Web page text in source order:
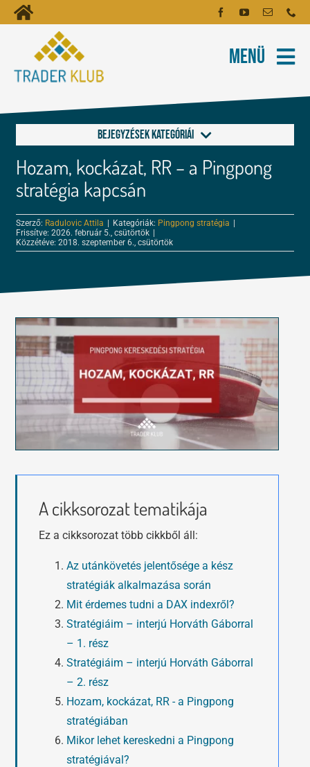
Kihagyás
Toggle
Navigation
Kezdőoldal
Fiókom
Menü
Oktatóanyagok
Tartalmak
Képzés
Tőzsdeklub
Adósegéd
Bejegyzések kategóriái
Alapok a kereskedéshez
FOREX és tőzsde leckék
Előadások
Képzések
Robotok
Hozam, kockázat, RR – a Pingpong
stratégia kapcsán
Szerző: Radulovic Attila Kategóriák: Pingpong stratégia
Frissítve: 2026. február 5., csütörtök
Közzétéve: 2018. szeptember 6., csütörtök
A cikksorozat tematikája
Ez a cikksorozat több cikkből áll:
Az utánkövetés jelentősége a kész
stratégiák alkalmazása során
Mit érdemes tudni a DAX indexről?
Stratégiáim – interjú Horváth Gáborral
– 1. rész
Stratégiáim – interjú Horváth Gáborral
– 2. rész
Hozam, kockázat, RR - a Pingpong
stratégiában
Mikor lehet kereskedni a Pingpong
stratégiával?